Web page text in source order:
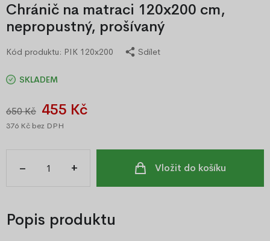
Chránič na matraci 120x200 cm,
nepropustný, prošívaný
Kód produktu: PIK 120x200 Sdílet
SKLADEM
650 Kč 455 Kč
376 Kč bez DPH
– + Vložit do košíku
Popis produktu